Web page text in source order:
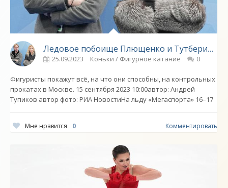
Ледовое побоище Плющенко и Тутберидзе. Их юные звёзды сойдутся в очной дуэли - «Фигурное катание»
25.09.2023 Коньки / Фигурное катание 0
Фигуристы покажут всё, на что они способны, на контрольных
прокатах в Москве. 15 сентября 2023 10:00автор: Андрей
Тупиков автор фото: РИА НовостиНа льду «Мегаспорта» 16–17
Мне нравится 0 Комментировать